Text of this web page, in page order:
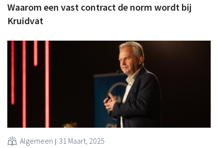
Waarom een vast contract de norm wordt bij
Kruidvat
Algemeen 31 Maart, 2025